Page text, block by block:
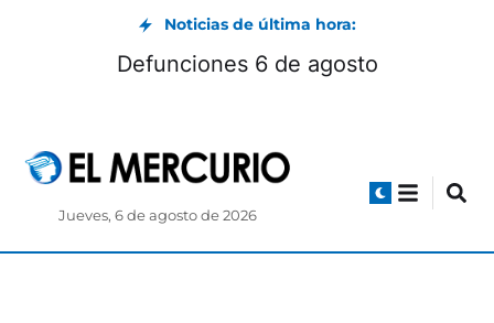
Noticias de última hora:
Defunciones 6 de agosto
Jueves, 6 de agosto de 2026